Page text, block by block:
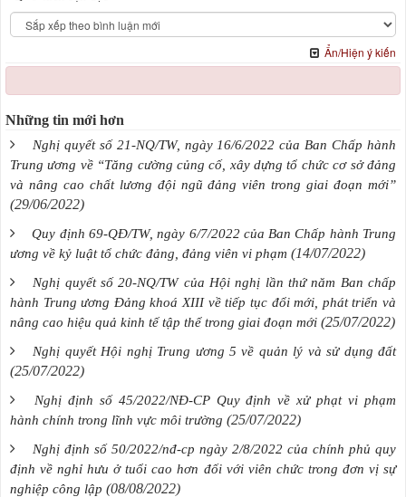
Ẩn/Hiện ý kiến
Những tin mới hơn
Nghị quyết số 21-NQ/TW, ngày 16/6/2022 của Ban Chấp hành
Trung ương về “Tăng cường củng cố, xây dựng tổ chức cơ sở đảng
và nâng cao chất lương đội ngũ đảng viên trong giai đoạn mới”
(29/06/2022)
Quy định 69-QĐ/TW, ngày 6/7/2022 của Ban Chấp hành Trung
ương về kỷ luật tổ chức đảng, đảng viên vi phạm (14/07/2022)
Nghị quyết số 20-NQ/TW của Hội nghị lần thứ năm Ban chấp
hành Trung ương Đảng khoá XIII về tiếp tục đổi mới, phát triển và
nâng cao hiệu quả kinh tế tập thể trong giai đoạn mới (25/07/2022)
Nghị quyết Hội nghị Trung ương 5 về quản lý và sử dụng đất
(25/07/2022)
Nghị định số 45/2022/NĐ-CP Quy định về xử phạt vi phạm
hành chính trong lĩnh vực môi trường (25/07/2022)
Nghị định số 50/2022/nđ-cp ngày 2/8/2022 của chính phủ quy
định về nghỉ hưu ở tuổi cao hơn đối với viên chức trong đơn vị sự
nghiệp công lập (08/08/2022)